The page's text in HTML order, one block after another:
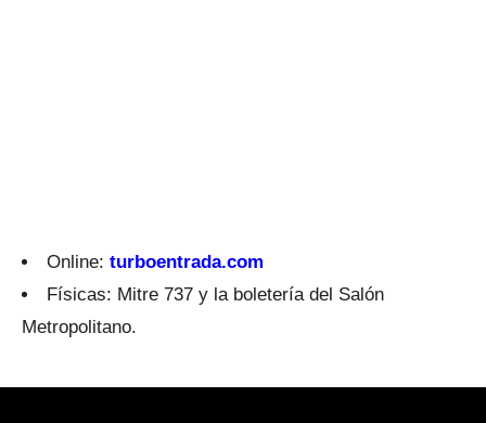
Online: turboentrada.com
Físicas: Mitre 737 y la boletería del Salón
Metropolitano.